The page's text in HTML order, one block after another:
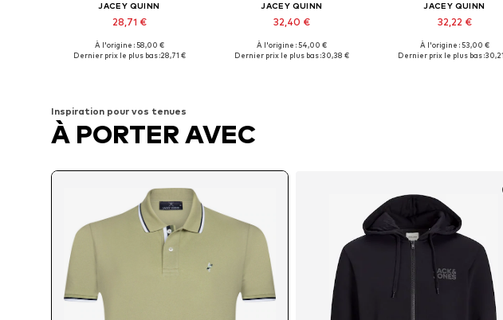
JACEY QUINN
28,71 €
À l'origine : 58,00 €
Dernier prix le plus bas :28,71 €
JACEY QUINN
32,40 €
Tailles disponibles: L, XL, XXXL
À l'origine : 54,00 €
Dernier prix le plus bas :30,38 €
JACEY QUINN
32,22 €
À l'origine : 53,00 €
Dernier prix le plus bas :
Inspiration pour vos tenues
À PORTER AVEC